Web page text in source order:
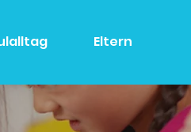
Eltern